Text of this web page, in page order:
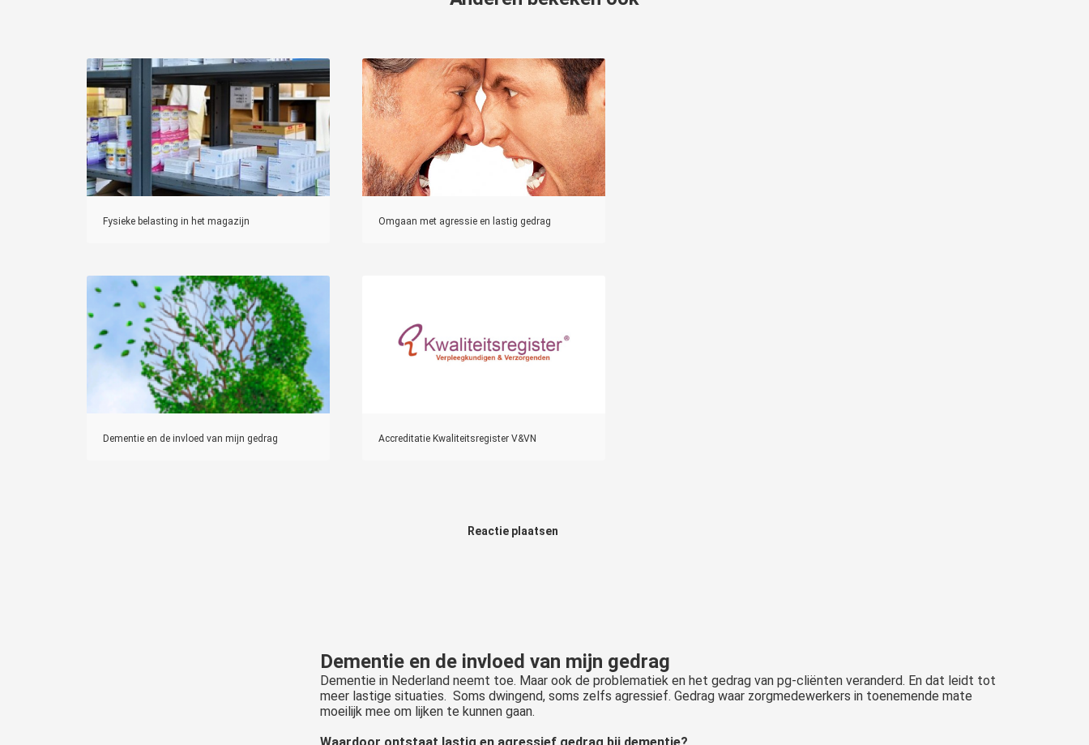
Fysieke belasting in het magazijn Omgaan met agressie en lastig gedrag
Dementie en de invloed van mijn gedrag Accreditatie Kwaliteitsregister V&VN
Reactie plaatsen
Dementie en de invloed van mijn gedrag
Dementie in Nederland neemt toe. Maar ook de problematiek en het gedrag van pg-cliënten veranderd. En dat leidt tot
meer lastige situaties. Soms dwingend, soms zelfs agressief. Gedrag waar zorgmedewerkers in toenemende mate
moeilijk mee om lijken te kunnen gaan.